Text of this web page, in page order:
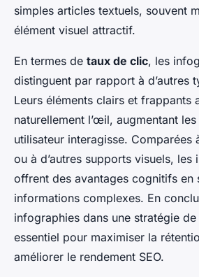
simples articles textuels, souvent
élément visuel attractif.
En termes de taux de clic, les
distinguent par rapport à d’autres
Leurs éléments clairs et frappants
naturellement l’œil, augmentant les
utilisateur interagisse. Comparées
ou à d’autres supports visuels, les
offrent des avantages cognitifs en
informations complexes. En
infographies dans une stratégie
essentiel pour maximiser la
améliorer le rendement SEO.